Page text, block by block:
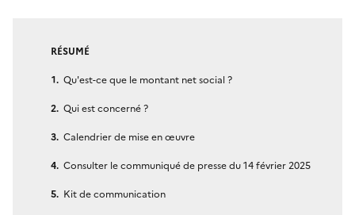
RÉSUMÉ
Qu'est-ce que le montant net social ?
Qui est concerné ?
Calendrier de mise en œuvre
Consulter le communiqué de presse du 14 février 2025
Kit de communication